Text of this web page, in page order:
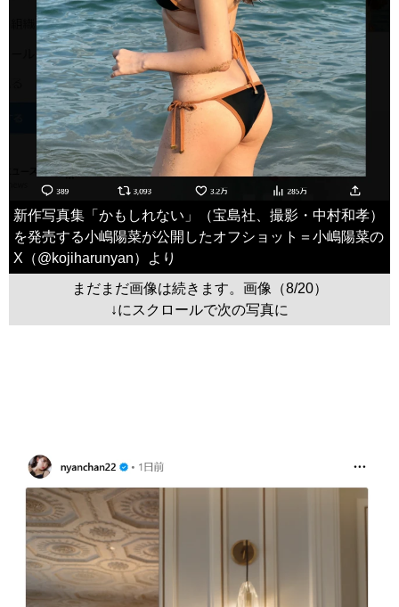
新作写真集「かもしれない」（宝島社、撮影・中村和孝）
を発売する小嶋陽菜が公開したオフショット＝小嶋陽菜の
X（@kojiharunyan）より
まだまだ画像は続きます。画像（8/20）
↓にスクロールで次の写真に